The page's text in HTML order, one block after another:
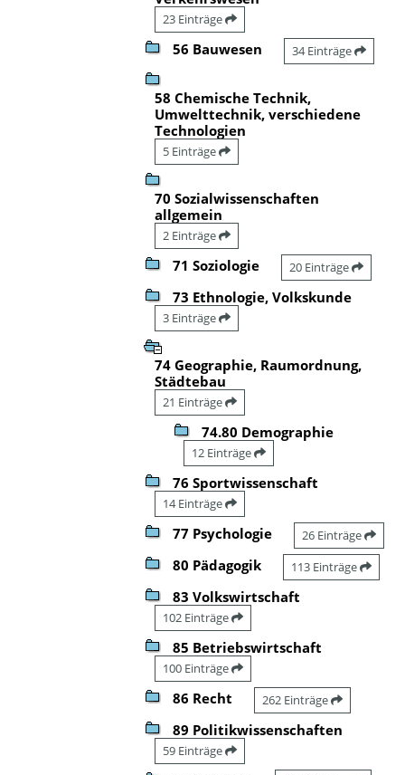
23 Einträge
56 Bauwesen 34 Einträge
58 Chemische Technik,
Umwelttechnik, verschiedene
Technologien
5 Einträge
70 Sozialwissenschaften
allgemein
2 Einträge
71 Soziologie 20 Einträge
73 Ethnologie, Volkskunde
3 Einträge
74 Geographie, Raumordnung,
Städtebau
21 Einträge
74.80 Demographie
12 Einträge
76 Sportwissenschaft
14 Einträge
77 Psychologie 26 Einträge
80 Pädagogik 113 Einträge
83 Volkswirtschaft
102 Einträge
85 Betriebswirtschaft
100 Einträge
86 Recht 262 Einträge
89 Politikwissenschaften
59 Einträge